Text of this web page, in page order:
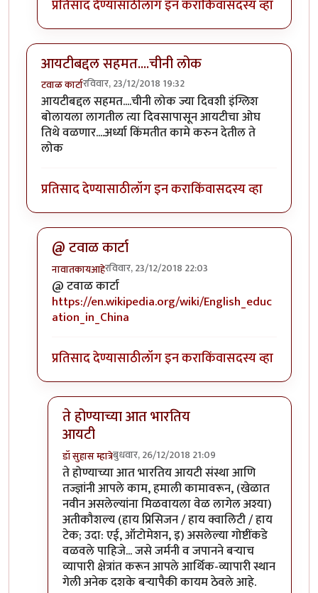
प्रतिसाद देण्यासाठीलॉग इन कराकिंवासदस्य व्हा
आयटीबद्दल सहमत....चीनी लोक
टवाळ कार्टारविवार, 23/12/2018 19:32
आयटीबद्दल सहमत....चीनी लोक ज्या दिवशी इंग्लिश
बोलायला लागतील त्या दिवसापासून आयटीचा ओघ
तिथे वळणार....अर्ध्या किंमतीत कामे करुन देतील ते
लोक
प्रतिसाद देण्यासाठीलॉग इन कराकिंवासदस्य व्हा
@ टवाळ कार्टा
नावातकायआहेरविवार, 23/12/2018 22:03
In reply toआयटीबद्दल सहमत....चीनी लोक
@ टवाळ कार्टा
https://en.wikipedia.org/wiki/English_educ
ation_in_China
प्रतिसाद देण्यासाठीलॉग इन कराकिंवासदस्य व्हा
ते होण्याच्या आत भारतिय
आयटी
डॉ सुहास म्हात्रेबुधवार, 26/12/2018 21:09
In reply to@ टवाळ कार्टाbyनावातकायआहे
ते होण्याच्या आत भारतिय आयटी संस्था आणि
तज्ज्ञांनी आपले काम, हमाली कामावरून, (खेळात
नवीन असलेल्यांना मिळवायला वेळ लागेल अश्या)
अतीकौशल्य (हाय प्रिसिजन / हाय क्वालिटी / हाय
टेक; उदा: एई, ऑटोमेशन, इ) असलेल्या गोष्टींकडे
वळवले पाहिजे... जसे जर्मनी व जपानने बर्‍याच
व्यापारी क्षेत्रांत करून आपले आर्थिक-व्यापारी स्थान
गेली अनेक दशके बर्‍यापैकी कायम ठेवले आहे.